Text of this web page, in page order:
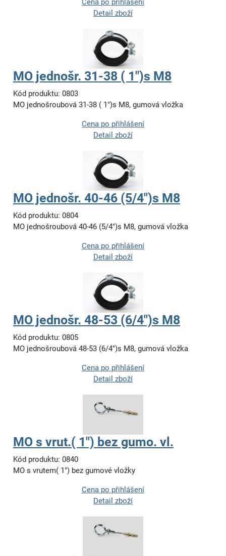
Cena po přihlášení
Detail zboží
MO jednošr. 31-38 ( 1")s M8
Kód produktu: 0803
MO jednošroubová 31-38 ( 1")s M8, gumová vložka
Cena po přihlášení
Detail zboží
MO jednošr. 40-46 (5/4")s M8
Kód produktu: 0804
MO jednošroubová 40-46 (5/4")s M8, gumová vložka
Cena po přihlášení
Detail zboží
MO jednošr. 48-53 (6/4")s M8
Kód produktu: 0805
MO jednošroubová 48-53 (6/4")s M8, gumová vložka
Cena po přihlášení
Detail zboží
MO s vrut.( 1") bez gumo. vl.
Kód produktu: 0840
MO s vrutem( 1") bez gumové vložky
Cena po přihlášení
Detail zboží